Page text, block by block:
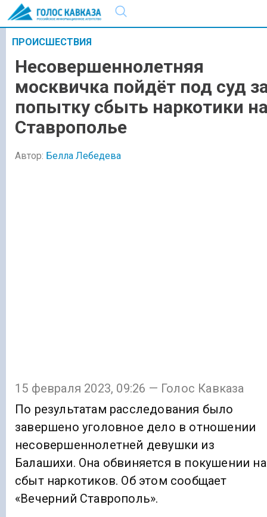
ПРОИСШЕСТВИЯ
Несовершеннолетняя
москвичка пойдёт под суд
попытку сбыть наркотики
Ставрополье
Автор: Белла Лебедева
15 февраля 2023, 09:26 — Голос Кавказа
По результатам расследования было
завершено уголовное дело в отношении
несовершеннолетней девушки из
Балашихи. Она обвиняется в покушении на
сбыт наркотиков. Об этом сообщает
«Вечерний Ставрополь».